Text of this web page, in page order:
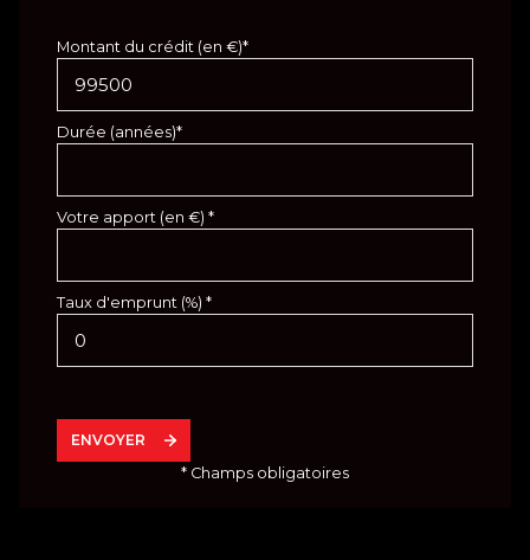
Montant du crédit (en €)*
Durée (années)*
Votre apport (en €) *
Taux d'emprunt (%) *
ENVOYER
* Champs obligatoires